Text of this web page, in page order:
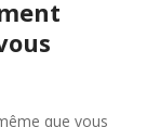
que vous